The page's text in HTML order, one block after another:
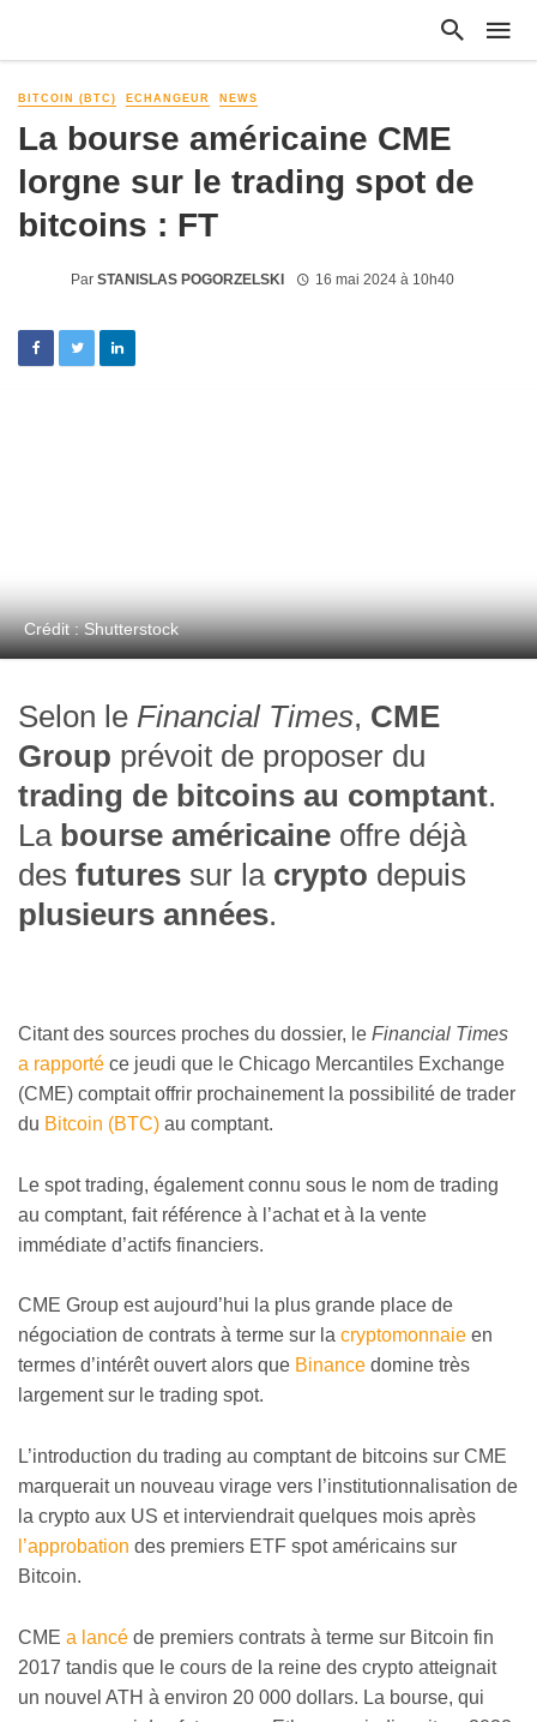
BITCOIN (BTC) ECHANGEUR NEWS
La bourse américaine CME
lorgne sur le trading spot de
bitcoins : FT
Par STANISLAS POGORZELSKI 16 mai 2024 à 10h40
Crédit : Shutterstock
Selon le Financial Times, CME
Group prévoit de proposer du
trading de bitcoins au comptant.
La bourse américaine offre déjà
des futures sur la crypto depuis
plusieurs années.
Citant des sources proches du dossier, le Financial Times
a rapporté ce jeudi que le Chicago Mercantiles Exchange
(CME) comptait offrir prochainement la possibilité de trader
du Bitcoin (BTC) au comptant.
Le spot trading, également connu sous le nom de trading
au comptant, fait référence à l’achat et à la vente
immédiate d’actifs financiers.
CME Group est aujourd’hui la plus grande place de
négociation de contrats à terme sur la cryptomonnaie en
termes d’intérêt ouvert alors que Binance domine très
largement sur le trading spot.
L’introduction du trading au comptant de bitcoins sur CME
marquerait un nouveau virage vers l’institutionnalisation de
la crypto aux US et interviendrait quelques mois après
l’approbation des premiers ETF spot américains sur
Bitcoin.
CME a lancé de premiers contrats à terme sur Bitcoin fin
2017 tandis que le cours de la reine des crypto atteignait
un nouvel ATH à environ 20 000 dollars. La bourse, qui